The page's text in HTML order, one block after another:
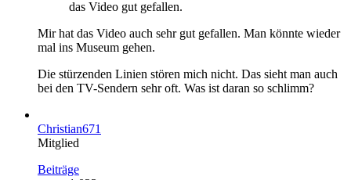
das Video gut gefallen.
Mir hat das Video auch sehr gut gefallen. Man könnte wieder
mal ins Museum gehen.
Die stürzenden Linien stören mich nicht. Das sieht man auch
bei den TV-Sendern sehr oft. Was ist daran so schlimm?
Christian671
Mitglied
Beiträge